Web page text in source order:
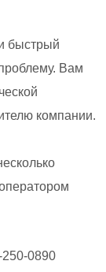
быстрый
Вам
компании.
250-0890